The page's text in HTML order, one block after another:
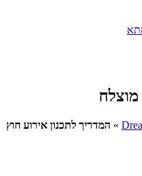
מוצלח
» המדריך לתכנון אירוע חוץ